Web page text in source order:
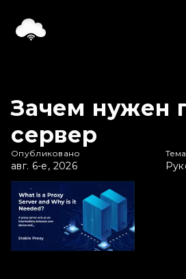
Зачем нужен
сервер
Опубликовано
авг. 6-е, 2026
Тема